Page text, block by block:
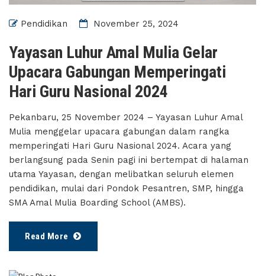
Pendidikan November 25, 2024
Yayasan Luhur Amal Mulia Gelar
Upacara Gabungan Memperingati
Hari Guru Nasional 2024
Pekanbaru, 25 November 2024 – Yayasan Luhur Amal
Mulia menggelar upacara gabungan dalam rangka
memperingati Hari Guru Nasional 2024. Acara yang
berlangsung pada Senin pagi ini bertempat di halaman
utama Yayasan, dengan melibatkan seluruh elemen
pendidikan, mulai dari Pondok Pesantren, SMP, hingga
SMA Amal Mulia Boarding School (AMBS).
Read More